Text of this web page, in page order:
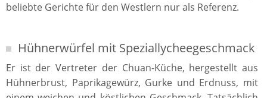
beliebte Gerichte für den Westlern nur als Referenz.
Hühnerwürfel mit Speziallycheegeschmack
Er ist der Vertreter der Chuan-Küche, hergestellt aus
Hühnerbrust, Paprikagewürz, Gurke und Erdnuss, mit